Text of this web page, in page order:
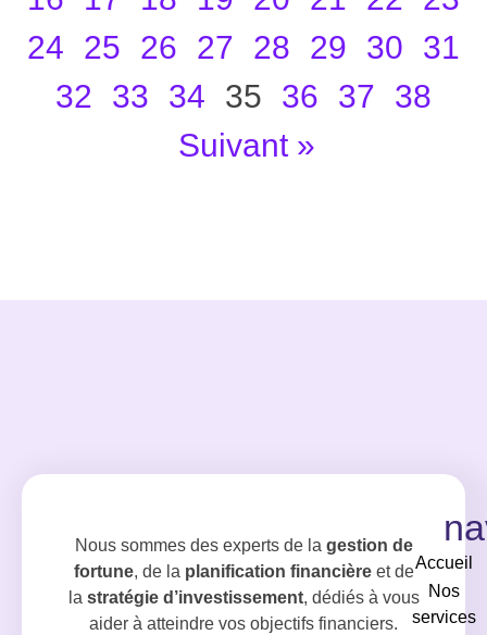
24 25 26 27 28 29 30 31
32 33 34 35 36 37 38
Suivant »
Nous sommes des experts de la gestion de
fortune, de la planification financièreet de
la stratégie d’investissement, dédiés à vous
aider à atteindre vos objectifs financiers.
Accueil
Nos
services